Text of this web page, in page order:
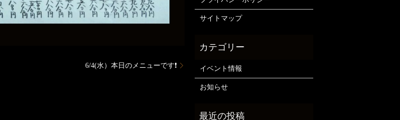
6/4(水）本日のメニューです❗
サイトマップ
イベント情報
お知らせ